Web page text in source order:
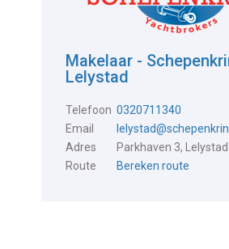
Makelaar -
Lelystad
Telefoon 0320711340
Email
Adres
Parkhaven 3,
Route
Bereken route